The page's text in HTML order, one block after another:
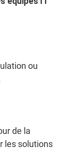
ou
de la
les solutions